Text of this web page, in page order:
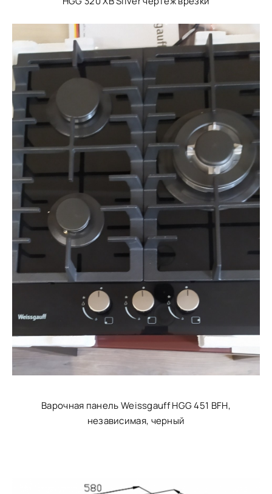
Варочная панель Weissgauff HGG 451 BFH,
независимая, черный